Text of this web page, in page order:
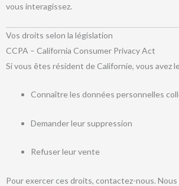
vous interagissez.
Vos droits selon la législation
CCPA – California Consumer Privacy Act
Si vous êtes résident de Californie, vous avez
Connaître les données personnelles
Demander leur suppression
Refuser leur vente
Pour exercer ces droits, contactez-nous.